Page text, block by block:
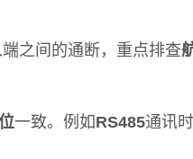
之间的通断，重点排查
一致。例如RS485通讯